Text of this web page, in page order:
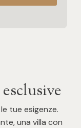
tue esigenze.
una villa con